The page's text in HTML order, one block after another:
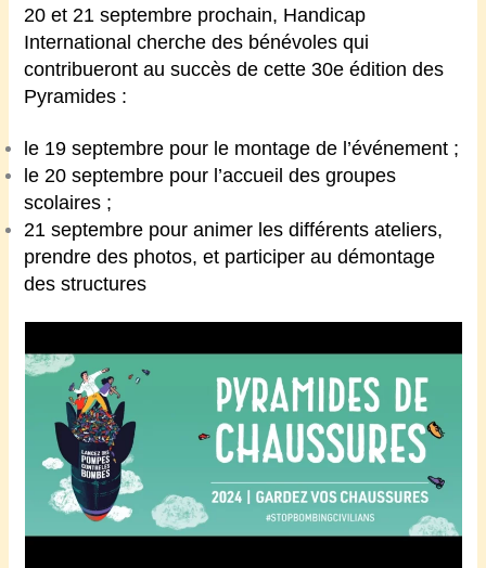
20 et 21 septembre prochain, Handicap
International cherche des bénévoles qui
contribueront au succès de cette 30e édition des
Pyramides :
le 19 septembre pour le montage de l’événement ;
le 20 septembre pour l’accueil des groupes
scolaires ;
21 septembre pour animer les différents ateliers,
prendre des photos, et participer au démontage
des structures